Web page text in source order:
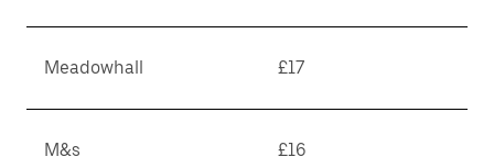
Meadowhall £17
M&s £16